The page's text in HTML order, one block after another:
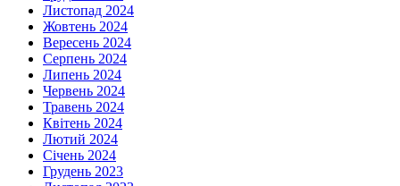
Листопад 2024
Жовтень 2024
Вересень 2024
Серпень 2024
Липень 2024
Червень 2024
Травень 2024
Квітень 2024
Лютий 2024
Січень 2024
Грудень 2023